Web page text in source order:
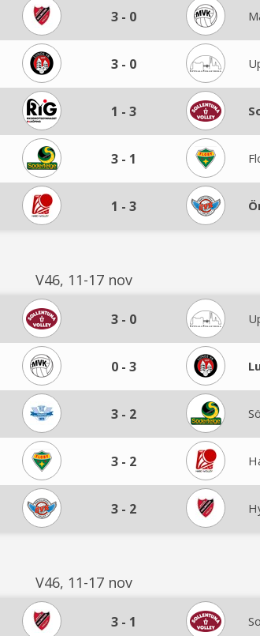
3 - 0
3 - 0
1 - 3
3 - 1
1 - 3
V46, 11-17 nov
3 - 0
0 - 3
3 - 2
3 - 2
3 - 2
V46, 11-17 nov
3 - 1